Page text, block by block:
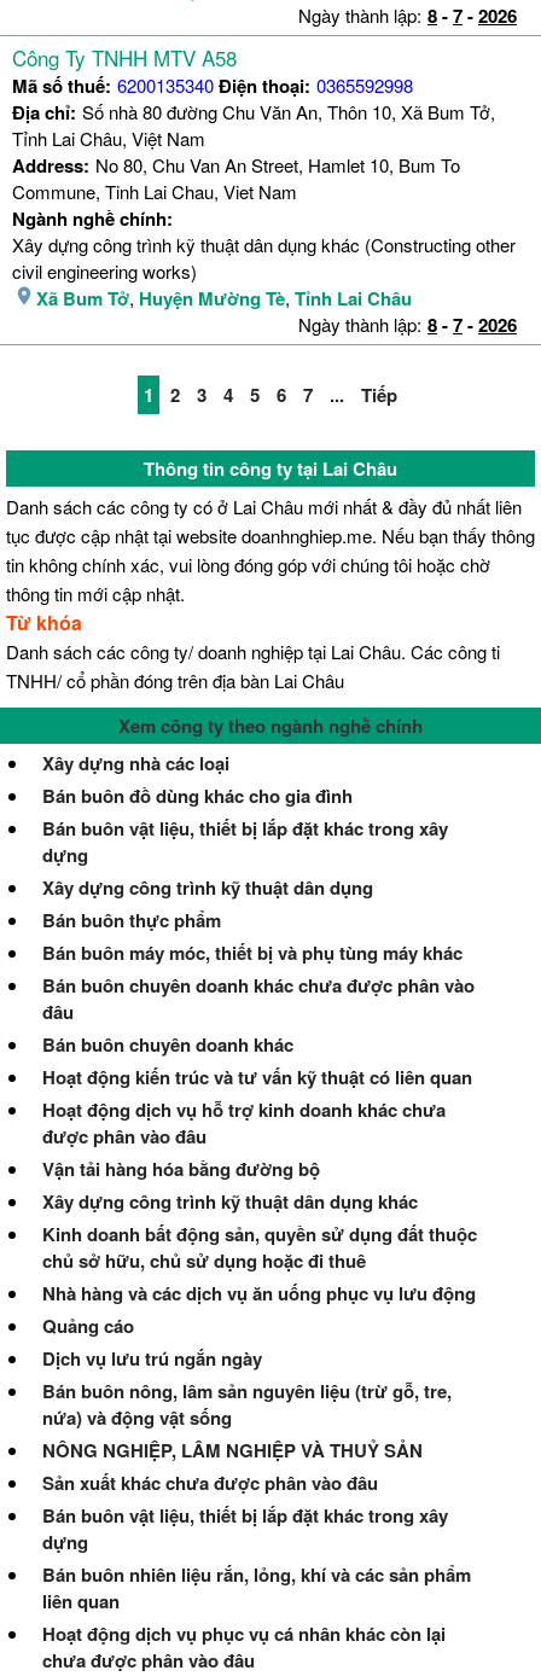
Ngày thành lập: 8-7-2026
Công Ty TNHH MTV A58
Mã số thuế: 6200135340Điện thoại: 0365592998
Địa chỉ: Số nhà 80 đường Chu Văn An, Thôn 10, Xã Bum Tở,
Tỉnh Lai Châu, Việt Nam
Address: No 80, Chu Van An Street, Hamlet 10, Bum To
Commune, Tinh Lai Chau, Viet Nam
Ngành nghề chính:
Xây dựng công trình kỹ thuật dân dụng khác (Constructing other
civil engineering works)
Xã Bum Tở, Huyện Mường Tè, Tỉnh Lai Châu
Ngày thành lập: 8-7-2026
1 2 3 4 5 6 7 ... Tiếp
Thông tin công ty tại Lai Châu
Danh sách các công ty có ở Lai Châu mới nhất & đầy đủ nhất liên
tục được cập nhật tại website doanhnghiep.me. Nếu bạn thấy thông
tin không chính xác, vui lòng đóng góp với chúng tôi hoặc chờ
thông tin mới cập nhật.
Từ khóa
Danh sách các công ty/ doanh nghiệp tại Lai Châu. Các công ti
TNHH/ cổ phần đóng trên địa bàn Lai Châu
Xem công ty theo ngành nghề chính
Xây dựng nhà các loại
Bán buôn đồ dùng khác cho gia đình
Bán buôn vật liệu, thiết bị lắp đặt khác trong xây
dựng
Xây dựng công trình kỹ thuật dân dụng
Bán buôn thực phẩm
Bán buôn máy móc, thiết bị và phụ tùng máy khác
Bán buôn chuyên doanh khác chưa được phân vào
đâu
Bán buôn chuyên doanh khác
Hoạt động kiến trúc và tư vấn kỹ thuật có liên quan
Hoạt động dịch vụ hỗ trợ kinh doanh khác chưa
được phân vào đâu
Vận tải hàng hóa bằng đường bộ
Xây dựng công trình kỹ thuật dân dụng khác
Kinh doanh bất động sản, quyền sử dụng đất thuộc
chủ sở hữu, chủ sử dụng hoặc đi thuê
Nhà hàng và các dịch vụ ăn uống phục vụ lưu động
Quảng cáo
Dịch vụ lưu trú ngắn ngày
Bán buôn nông, lâm sản nguyên liệu (trừ gỗ, tre,
nứa) và động vật sống
NÔNG NGHIỆP, LÂM NGHIỆP VÀ THUỶ SẢN
Sản xuất khác chưa được phân vào đâu
Bán buôn vật liệu, thiết bị lắp đặt khác trong xây
dựng
Bán buôn nhiên liệu rắn, lỏng, khí và các sản phẩm
liên quan
Hoạt động dịch vụ phục vụ cá nhân khác còn lại
chưa được phân vào đâu